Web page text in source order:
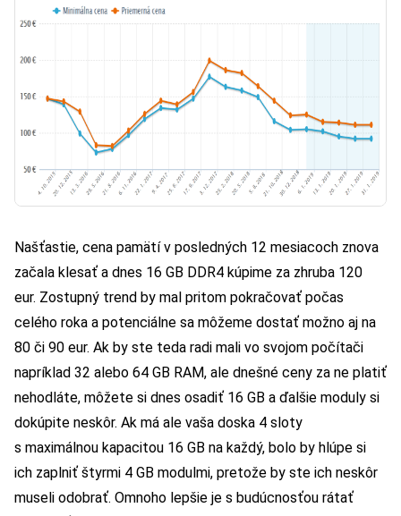
Našťastie, cena pamätí v posledných 12 mesiacoch znova
začala klesať a dnes 16 GB DDR4 kúpime za zhruba 120
eur. Zostupný trend by mal pritom pokračovať počas
celého roka a potenciálne sa môžeme dostať možno aj na
80 či 90 eur. Ak by ste teda radi mali vo svojom počítači
napríklad 32 alebo 64 GB RAM, ale dnešné ceny za ne platiť
nehodláte, môžete si dnes osadiť 16 GB a ďalšie moduly si
dokúpite neskôr. Ak má ale vaša doska 4 sloty
s maximálnou kapacitou 16 GB na každý, bolo by hlúpe si
ich zaplniť štyrmi 4 GB modulmi, pretože by ste ich neskôr
museli odobrať. Omnoho lepšie je s budúcnosťou rátať